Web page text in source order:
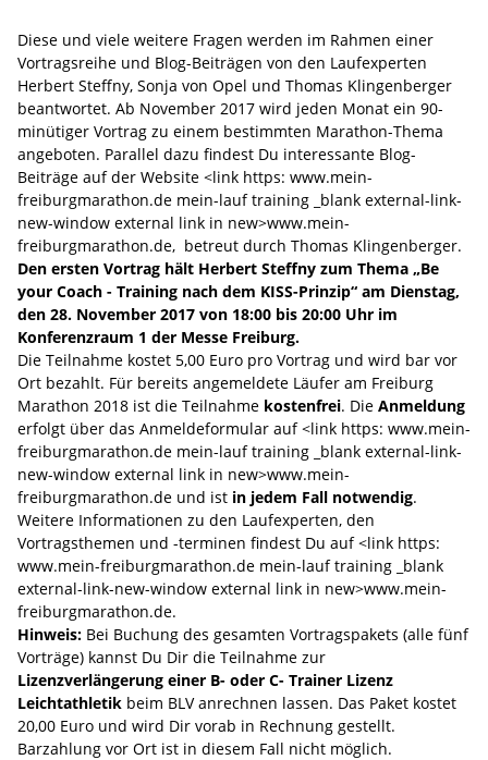
Diese und viele weitere Fragen werden im Rahmen einer
Vortragsreihe und Blog-Beiträgen von den Laufexperten
Herbert Steffny, Sonja von Opel und Thomas Klingenberger
beantwortet. Ab November 2017 wird jeden Monat ein 90-
minütiger Vortrag zu einem bestimmten Marathon-Thema
angeboten. Parallel dazu findest Du interessante Blog-
Beiträge auf der Website <link https: www.mein-
freiburgmarathon.de mein-lauf training _blank external-link-
new-window external link in new>www.mein-
freiburgmarathon.de, betreut durch Thomas Klingenberger.
Den ersten Vortrag hält Herbert Steffny zum Thema „Be
your Coach - Training nach dem KISS-Prinzip“ am Dienstag,
den 28. November 2017 von 18:00 bis 20:00 Uhr im
Konferenzraum 1 der Messe Freiburg.
Die Teilnahme kostet 5,00 Euro pro Vortrag und wird bar vor
Ort bezahlt. Für bereits angemeldete Läufer am Freiburg
Marathon 2018 ist die Teilnahme kostenfrei. Die Anmeldung
erfolgt über das Anmeldeformular auf <link https: www.mein-
freiburgmarathon.de mein-lauf training _blank external-link-
new-window external link in new>www.mein-
freiburgmarathon.de und ist in jedem Fall notwendig.
Weitere Informationen zu den Laufexperten, den
Vortragsthemen und -terminen findest Du auf <link https:
www.mein-freiburgmarathon.de mein-lauf training _blank
external-link-new-window external link in new>www.mein-
freiburgmarathon.de.
Hinweis: Bei Buchung des gesamten Vortragspakets (alle fünf
Vorträge) kannst Du Dir die Teilnahme zur
Lizenzverlängerung einer B- oder C- Trainer Lizenz
Leichtathletik beim BLV anrechnen lassen. Das Paket kostet
20,00 Euro und wird Dir vorab in Rechnung gestellt.
Barzahlung vor Ort ist in diesem Fall nicht möglich.